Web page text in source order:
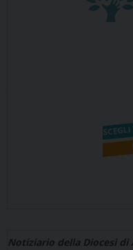
Notiziario della Diocesi di